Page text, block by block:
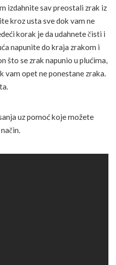
izdahnite sav preostali zrak iz
kroz usta sve dok vam ne
korak je da udahnete čisti i
napunite do kraja zrakom i
što se zrak napunio u plućima,
vam opet ne ponestane zraka.
uz pomoć koje možete